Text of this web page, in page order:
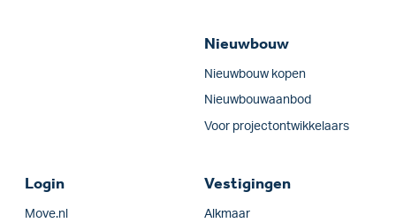
Nieuwbouw
Nieuwbouw kopen
Nieuwbouwaanbod
Voor projectontwikkelaars
Login
Move.nl
Vestigingen
Alkmaar